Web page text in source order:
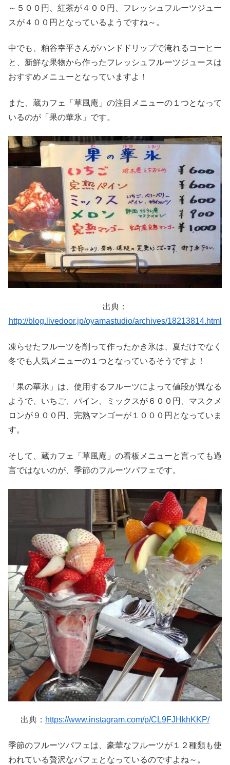
～５００円、紅茶が４００円、フレッシュフルーツジュー
スが４００円となっているようですね～。
中でも、粕谷幸平さんがハンドドリップで淹れるコーヒー
と、新鮮な果物から作ったフレッシュフルーツジュースは
おすすめメニューとなっていますよ！
また、蔵カフェ「草風庵」の注目メニューの１つとなって
いるのが「果の華氷」です。
出典：
http://blog.livedoor.jp/oyamastudio/archives/18213814.html
凍らせたフルーツを削って作ったかき氷は、夏だけでなく
冬でも人気メニューの１つとなっているそうですよ！
「果の華氷」は、使用するフルーツによって値段が異なる
ようで、いちご、パイン、ミックスが６００円、マスクメ
ロンが９００円、完熟マンゴーが１０００円となっていま
す。
そして、蔵カフェ「草風庵」の看板メニューと言っても過
言ではないのが、季節のフルーツパフェです。
出典： https://www.instagram.com/p/CL9FJHkhKKP/
季節のフルーツパフェは、豪華なフルーツが１２種類も使
われている贅沢なパフェとなっているのですよね～。